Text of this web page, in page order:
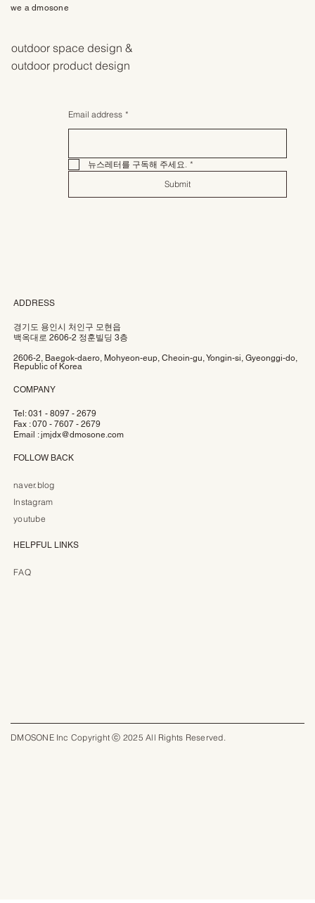
we a dmosone
outdoor space design &
outdoor product design
Email address *
뉴스레터를 구독해 주세요.
*
Submit
ADDRESS
경기도 용인시 처인구 모현읍
백옥대로 2606-2 정훈빌딩 3층
2606-2, Baegok-daero, Mohyeon-eup, Cheoin-gu, Yongin-si, Gyeonggi-do,
Republic of Korea
COMPANY
Tel: 031 - 8097 - 2679
Fax : 070 - 7607 - 2679
Email :jmjdx@dmosone.com
FOLLOW BACK
naver.blog
Instagram
youtube
HELPFUL LINKS
FAQ
DMOSONE Inc Copyright ⓒ 2025 All Rights Reserved.​